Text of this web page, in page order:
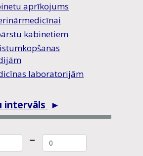
aprīkojums
kabinetiem
laboratorijām
intervāls ►
➖